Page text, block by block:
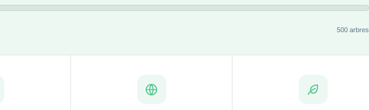
500 arbres